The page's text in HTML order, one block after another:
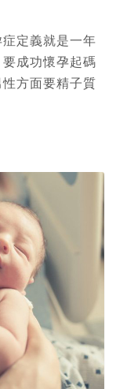
定義就是一年
成功懷孕起碼
方面要精子質